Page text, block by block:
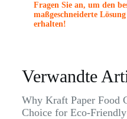
Fragen Sie an, um den
maßgeschneiderte
erhalten!
Verwandte
Why Kraft Paper Food
Choice for Eco-